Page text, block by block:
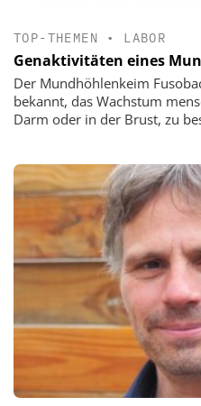
TOP-THEMEN • LABOR
Genaktivitäten eines
Der Mundhöhlenkeim
bekannt, das Wachstum
Darm oder in der Brust, zu